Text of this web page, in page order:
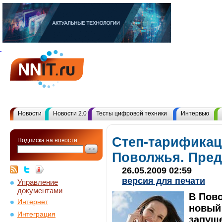
Новости Новости 2.0 Тесты цифровой техники Интервью
Подписка на новости:
Управление
документами
Интернет
Интеграция
Степ-
Поволжья.
26.05.2009 02:59
версия для печати
В
новый